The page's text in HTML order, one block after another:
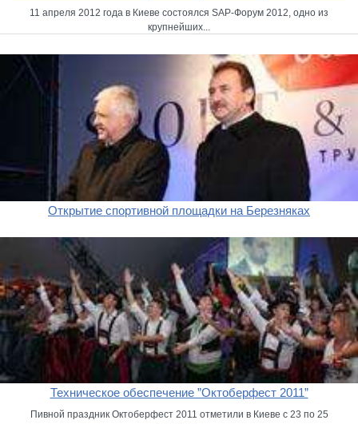
11 апреля 2012 года в Киеве состоялся SAP-Форум 2012, одно из
крупнейших...
Открытие спортивной площадки на Березняках
Техническое обеспечение ”Октоберфест 2011”
Пивной праздник Октоберфест 2011 отметили в Киеве с 23 по 25